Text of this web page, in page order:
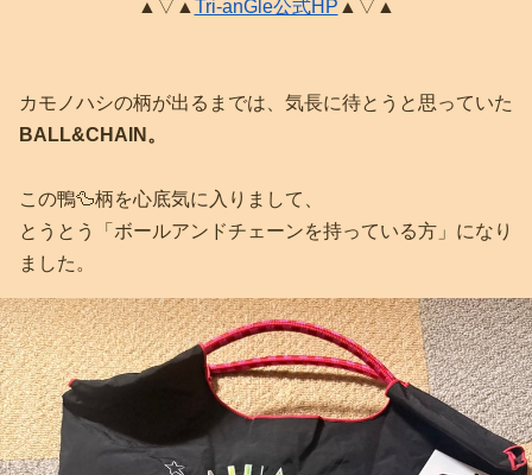
▲▽▲ Tri-anGle公式HP ▲▽▲
カモノハシの柄が出るまでは、気長に待とうと思っていた
BALL&CHAIN。
この鴨🦆柄を心底気に入りまして、
とうとう「ボールアンドチェーンを持っている方」になり
ました。